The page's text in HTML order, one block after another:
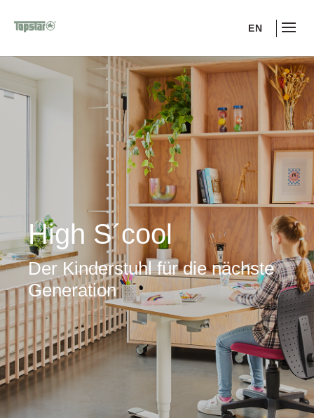
EN
High S´cool
Der Kinderstuhl für die nächste
Generation